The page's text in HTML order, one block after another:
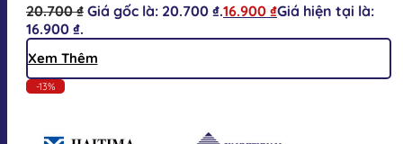
20.700₫ Giá gốc là: 20.700 ₫.16.900 ₫Giá hiện tại là:
16.900 ₫.
Xem Thêm
-13%